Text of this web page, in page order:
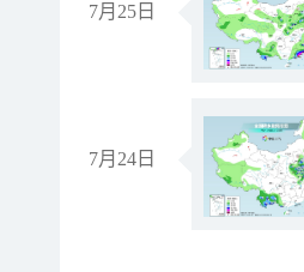
7月25日
7月24日